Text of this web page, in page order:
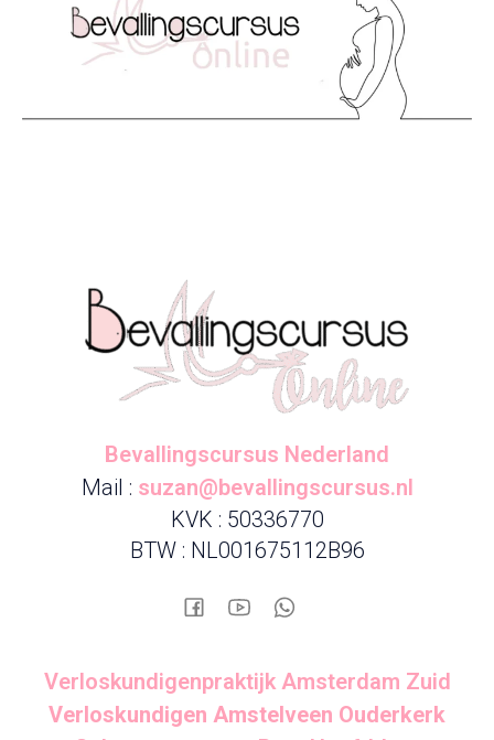
Bevallingscursus Nederland
Mail : suzan@bevallingscursus.nl
KVK : 50336770
BTW : NL001675112B96
Verloskundigenpraktijk Amsterdam Zuid
Verloskundigen Amstelveen Ouderkerk